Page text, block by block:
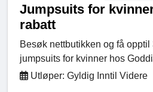
Jumpsuits for
rabatt
Besøk nettbutikken og få opptil
jumpsuits for kvinner hos
Utløper: Gyldig Inntil Videre